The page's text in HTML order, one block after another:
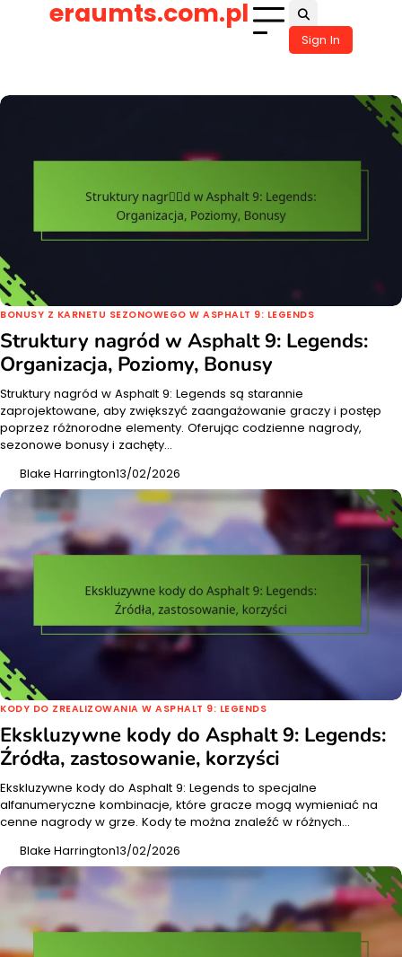
eraumts.com.pl
Sign In
BONUSY Z KARNETU SEZONOWEGO W ASPHALT 9: LEGENDS
Struktury nagród w Asphalt 9: Legends:
Organizacja, Poziomy, Bonusy
Struktury nagród w Asphalt 9: Legends są starannie
zaprojektowane, aby zwiększyć zaangażowanie graczy i postęp
poprzez różnorodne elementy. Oferując codzienne nagrody,
sezonowe bonusy i zachęty…
Blake Harrington13/02/2026
KODY DO ZREALIZOWANIA W ASPHALT 9: LEGENDS
Ekskluzywne kody do Asphalt 9: Legends:
Źródła, zastosowanie, korzyści
Ekskluzywne kody do Asphalt 9: Legends to specjalne
alfanumeryczne kombinacje, które gracze mogą wymieniać na
cenne nagrody w grze. Kody te można znaleźć w różnych…
Blake Harrington13/02/2026